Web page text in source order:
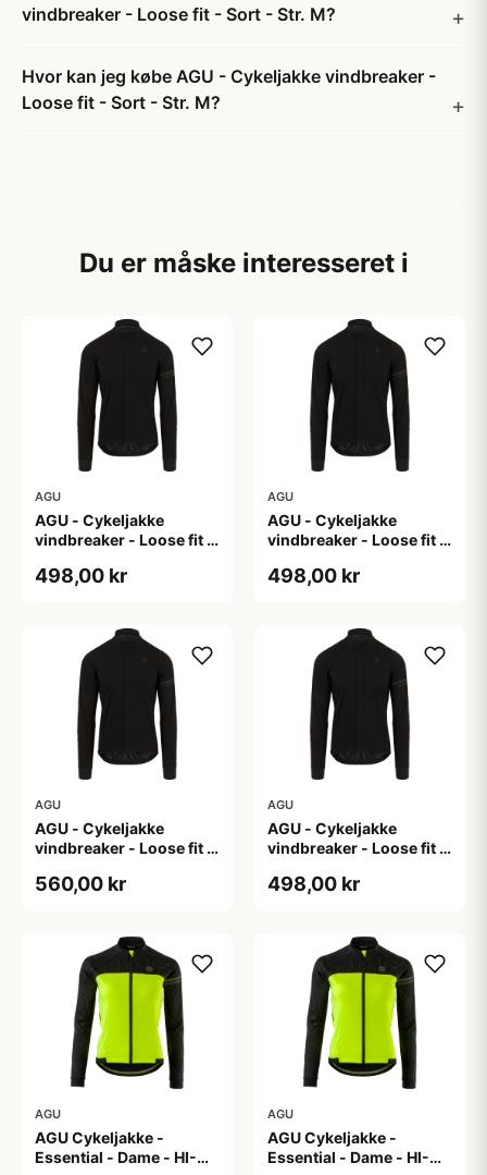
vindbreaker - Loose fit - Sort - Str. M?
Hvor kan jeg købe AGU - Cykeljakke vindbreaker -
Loose fit - Sort - Str. M?
Du er måske interesseret i
AGU
AGU - Cykeljakke
vindbreaker - Loose fit -
498,00 kr
AGU
AGU - Cykeljakke
vindbreaker - Loose fit -
498,00 kr
AGU
AGU - Cykeljakke
vindbreaker - Loose fit -
560,00 kr
AGU
AGU - Cykeljakke
vindbreaker - Loose fit -
498,00 kr
AGU
AGU Cykeljakke -
Essential - Dame - HI-
AGU
AGU Cykeljakke -
Essential - Dame - HI-